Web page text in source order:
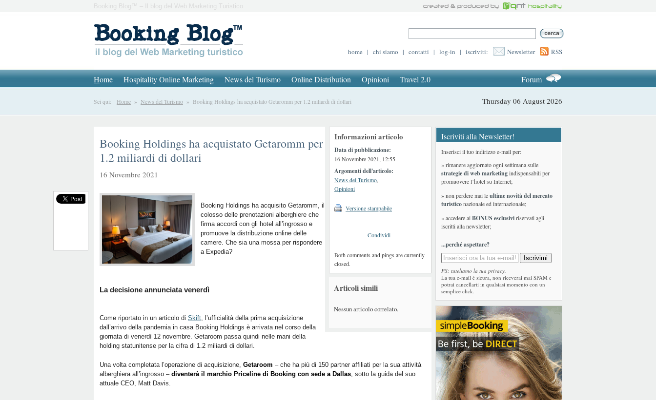
Booking Blog™ – Il blog del Web Marketing Turistico
home | chi siamo | contatti | log-in | iscriviti: Newsletter RSS
Home Hospitality Online Marketing News del Turismo Online Distribution Opinioni Travel 2.0 Forum
Sei qui: Home » News del Turismo » Booking Holdings ha acquistato Getaromm per 1.2 miliardi di dollari Thursday 06 August 2026
Informazioni articolo
Data di pubblicazione:
16 Novembre 2021, 12:55
Argomenti dell'articolo:
News del Turismo,
Opinioni
Versione stampabile
Condividi
Both comments and pings are currently
closed.
Articoli simili
Nessun articolo correlato.
Booking Holdings ha acquistato Getaromm per
1.2 miliardi di dollari
16 Novembre 2021
Booking Holdings ha acquisito Getaromm, il
colosso delle prenotazioni alberghiere che
firma accordi con gli hotel all’ingrosso e
promuove la distribuzione online delle
camere. Che sia una mossa per rispondere
a Expedia?
La decisione annunciata venerdì
Come riportato in un articolo di Skift, l’ufficialità della prima acquisizione
dall’arrivo della pandemia in casa Booking Holdings è arrivata nel corso della
giornata di venerdì 12 novembre. Getaroom passa quindi nelle mani della
holding statunitense per la cifra di 1.2 miliardi di dollari.
Una volta completata l’operazione di acquisizione, Getaroom – che ha più di 150 partner affiliati per la sua attività
alberghiera all’ingrosso – diventerà il marchio Priceline di Booking con sede a Dallas, sotto la guida del suo
attuale CEO, Matt Davis.
Iscriviti alla Newsletter!
Inserisci il tuo indirizzo e-mail per:
» rimanere aggiornato ogni settimana sulle
strategie di web marketingindispensabili per
promuovere l’hotel su Internet;
» non perdere mai leultime novità del mercato
turisticonazionale ed internazionale;
» accedere aiBONUS esclusiviriservati agli
iscritti alla newsletter;
...perché aspettare?
PS: tuteliamo la tua privacy.
La tua e-mail è sicura, non riceverai mai SPAM e
potrai cancellarti in qualsiasi momento con un
semplice click.